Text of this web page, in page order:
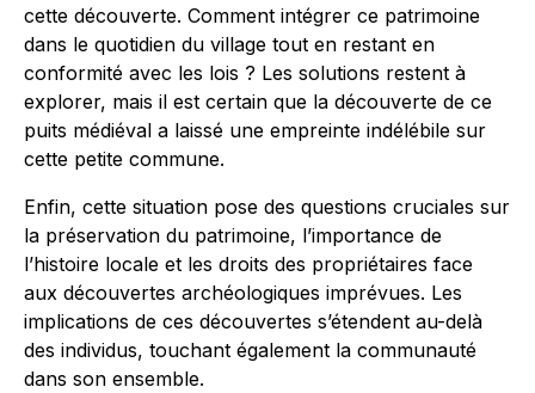
cette découverte. Comment intégrer ce patrimoine
dans le quotidien du village tout en restant en
conformité avec les lois ? Les solutions restent à
explorer, mais il est certain que la découverte de ce
puits médiéval a laissé une empreinte indélébile sur
cette petite commune.
Enfin, cette situation pose des questions cruciales sur
la préservation du patrimoine, l’importance de
l’histoire locale et les droits des propriétaires face
aux découvertes archéologiques imprévues. Les
implications de ces découvertes s’étendent au-delà
des individus, touchant également la communauté
dans son ensemble.